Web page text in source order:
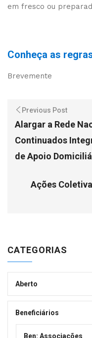
em fresco ou
Conheça as
Brevemente
Previous Post
Alargar a Rede
Continuados
de Apoio
Ações
CATEGORIAS
Aberto
Beneficiários
Ben: Associações